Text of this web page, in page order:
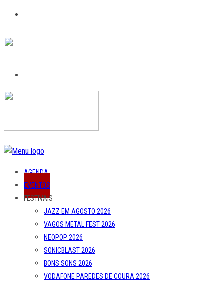
AGENDA
EVENTOS
FESTIVAIS
JAZZ EM AGOSTO 2026
VAGOS METAL FEST 2026
NEOPOP 2026
SONICBLAST 2026
BONS SONS 2026
VODAFONE PAREDES DE COURA 2026